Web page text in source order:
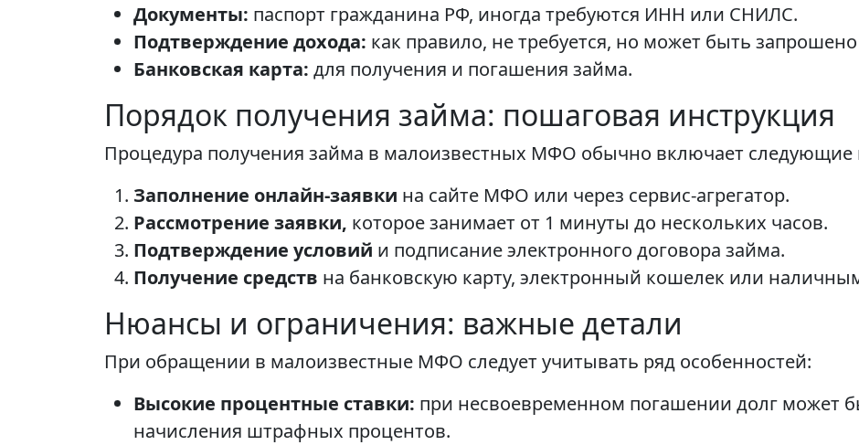
Документы: паспорт гражданина РФ, иногда требуются ИНН или СНИЛС.
Подтверждение дохода: как правило, не требуется, но может быть
Банковская карта: для получения и погашения займа.
Порядок получения займа: пошаговая инструкция
Процедура получения займа в малоизвестных МФО обычно включает следующие
Заполнение онлайн-заявки на сайте МФО или через сервис-агрегатор.
Рассмотрение заявки, которое занимает от 1 минуты до нескольких часов.
Подтверждение условий и подписание электронного договора займа.
Получение средств на банковскую карту, электронный кошелек или
Нюансы и ограничения: важные детали
При обращении в малоизвестные МФО следует учитывать ряд особенностей:
Высокие процентные ставки: при несвоевременном погашении долг может
начисления штрафных процентов.